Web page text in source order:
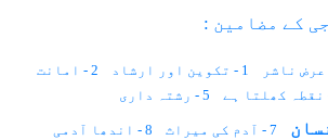
کے مضامین :
1 - تکوین اور ارشاد
2 - امانت
5 - رشتہ داری
7 - آدم کی میراث 8 - اندھا آدمی